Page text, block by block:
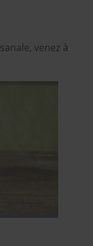
venez à